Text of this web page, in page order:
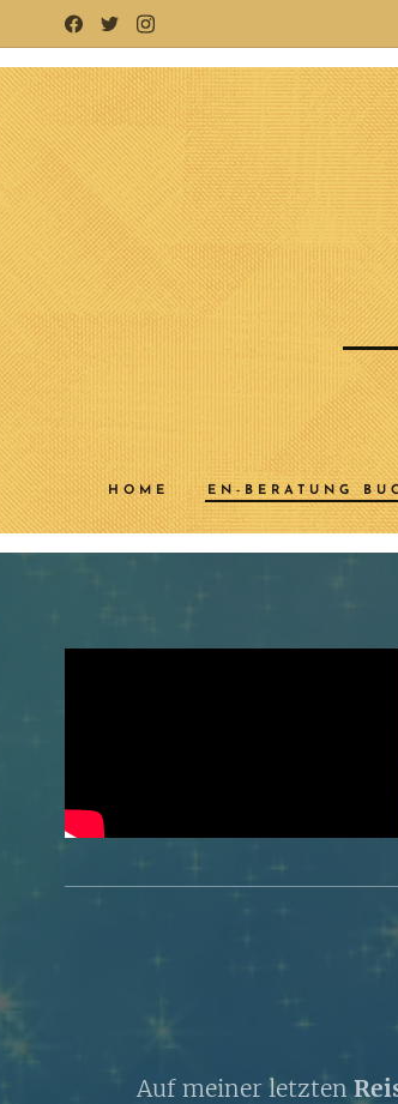
HOME EN-BERATUNG
Auf meiner letzten